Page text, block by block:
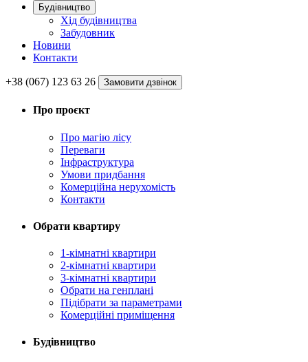
Будівництво
Хід будівництва
Забудовник
Новини
Контакти
+38 (067) 123 63 26 Замовити дзвінок
Про проєкт
Про магію ліcу
Переваги
Інфраструктура
Умови придбання
Комерційна нерухомість
Контакти
Обрати квартиру
1-кімнатні квартири
2-кімнатні квартири
3-кімнатні квартири
Обрати на генплані
Підібрати за параметрами
Комерційні приміщення
Будівництво